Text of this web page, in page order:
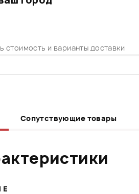
стоимость и варианты доставки
Сопутствующие товары